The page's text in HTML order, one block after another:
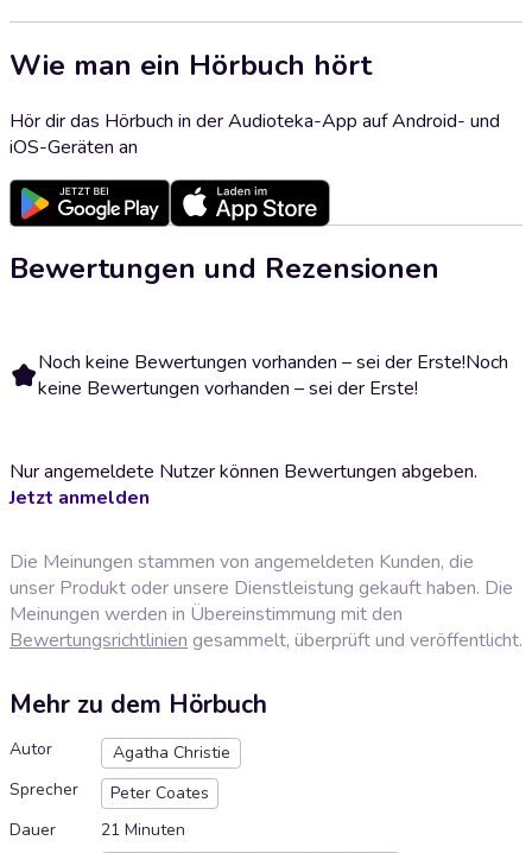
Wie man ein Hörbuch hört
Hör dir das Hörbuch in der Audioteka-App auf Android- und
iOS-Geräten an
Bewertungen und Rezensionen
Noch keine Bewertungen vorhanden – sei der Erste!Noch
keine Bewertungen vorhanden – sei der Erste!
Nur angemeldete Nutzer können Bewertungen abgeben.
Jetzt anmelden
Die Meinungen stammen von angemeldeten Kunden, die
unser Produkt oder unsere Dienstleistung gekauft haben. Die
Meinungen werden in Übereinstimmung mit den
Bewertungsrichtlinien gesammelt, überprüft und veröffentlicht.
Mehr zu dem Hörbuch
Autor
Agatha Christie
Sprecher
Peter Coates
Dauer
21 Minuten